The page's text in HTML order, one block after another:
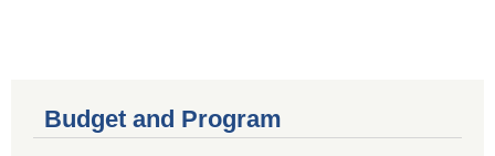
Budget and Program